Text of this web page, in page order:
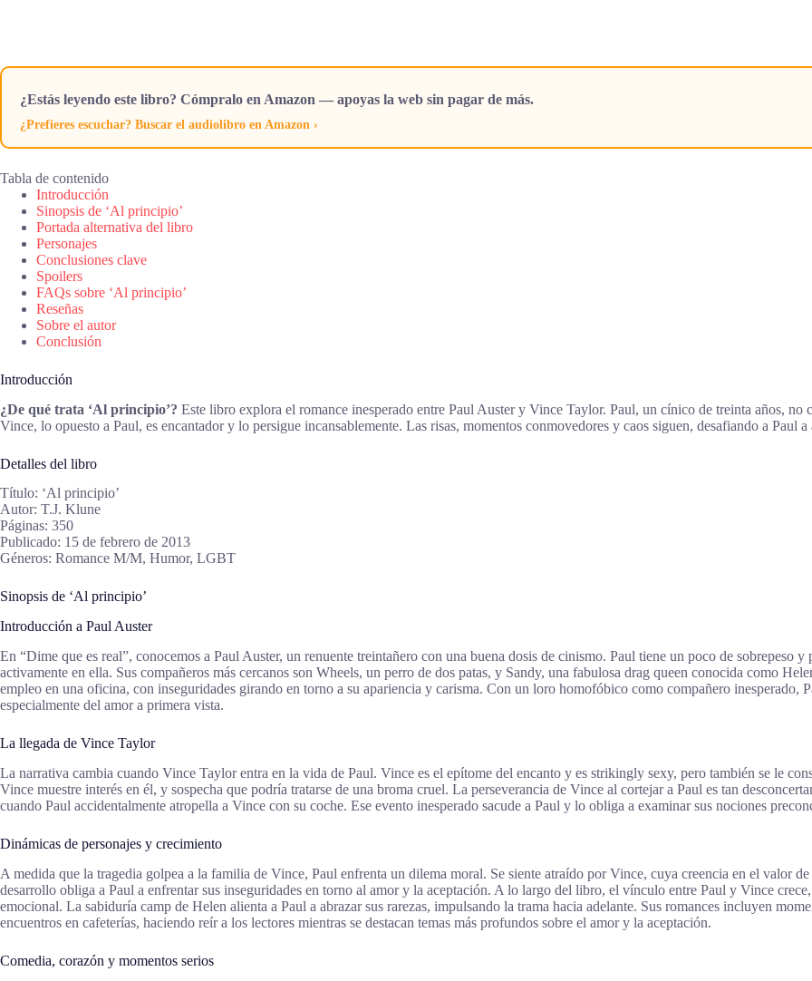
¿Estás leyendo este libro? Cómpralo en Amazon — apoyas la web sin pagar de más.
¿Prefieres escuchar? Buscar el audiolibro en Amazon ›
Tabla de contenido
Introducción
Sinopsis de ‘Al principio’
Portada alternativa del libro
Personajes
Conclusiones clave
Spoilers
FAQs sobre ‘Al principio’
Reseñas
Sobre el autor
Conclusión
Introducción
¿De qué trata ‘Al principio’? Este libro explora el romance inesperado entre Paul Auster y Vince Taylor. Paul, un cínico de treinta años, no
Vince, lo opuesto a Paul, es encantador y lo persigue incansablemente. Las risas, momentos conmovedores y caos siguen, desafiando a Paul
Detalles del libro
Título: ‘Al principio’
Autor: T.J. Klune
Páginas: 350
Publicado: 15 de febrero de 2013
Géneros: Romance M/M, Humor, LGBT
Sinopsis de ‘Al principio’
Introducción a Paul Auster
En “Dime que es real”, conocemos a Paul Auster, un renuente treintañero con una buena dosis de cinismo. Paul tiene un poco de
activamente en ella. Sus compañeros más cercanos son Wheels, un perro de dos patas, y Sandy, una fabulosa drag queen conocida como
empleo en una oficina, con inseguridades girando en torno a su apariencia y carisma. Con un loro homofóbico como compañero inesperado,
especialmente del amor a primera vista.
La llegada de Vince Taylor
La narrativa cambia cuando Vince Taylor entra en la vida de Paul. Vince es el epítome del encanto y es strikingly sexy, pero también se le
Vince muestre interés en él, y sospecha que podría tratarse de una broma cruel. La perseverancia de Vince al cortejar a Paul es tan
cuando Paul accidentalmente atropella a Vince con su coche. Ese evento inesperado sacude a Paul y lo obliga a examinar sus nociones
Dinámicas de personajes y crecimiento
A medida que la tragedia golpea a la familia de Vince, Paul enfrenta un dilema moral. Se siente atraído por Vince, cuya creencia en el valor
desarrollo obliga a Paul a enfrentar sus inseguridades en torno al amor y la aceptación. A lo largo del libro, el vínculo entre Paul y Vince
emocional. La sabiduría camp de Helen alienta a Paul a abrazar sus rarezas, impulsando la trama hacia adelante. Sus romances incluyen
encuentros en cafeterías, haciendo reír a los lectores mientras se destacan temas más profundos sobre el amor y la aceptación.
Comedia, corazón y momentos serios